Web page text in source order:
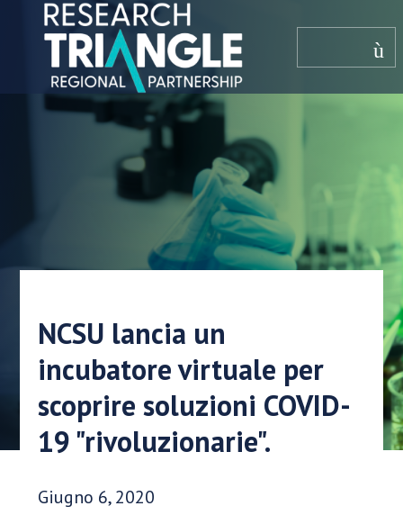
Salta al contenuto
menù
NCSU lancia un
incubatore virtuale per
scoprire soluzioni COVID-
19 "rivoluzionarie".
Data di pubblicazione:
Giugno 6, 2020